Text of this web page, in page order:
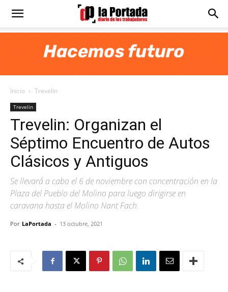
Diario
Portada
Inicio Trevelin
Trevelin
Trevelin: Organizan el
Séptimo Encuentro de Autos
Clásicos y Antiguos
Se llevará a cabo el 6 de noviembre con concentración en la
Plaza del Pueblo del Molino para luego dirigirse en
caravana hasta el Molino Nant Fach.
Por LaPortada - 13 octubre, 2021